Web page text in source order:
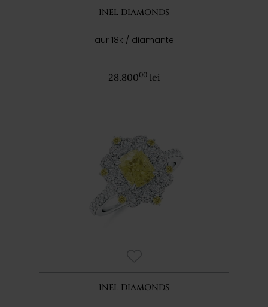
INEL DIAMONDS
aur 18k / diamante
28.80000 lei
INEL DIAMONDS